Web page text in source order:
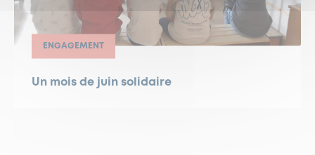
ENGAGEMENT
Un mois de juin solidaire